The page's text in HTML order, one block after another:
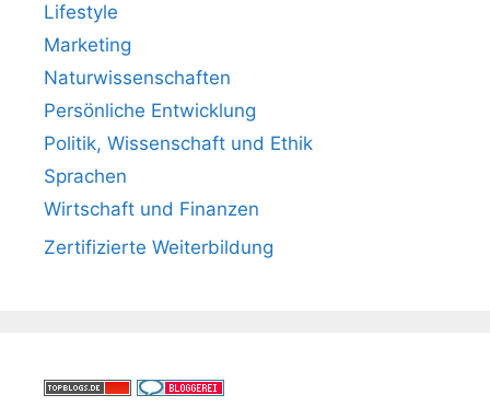
Lifestyle
Marketing
Naturwissenschaften
Persönliche Entwicklung
Politik, Wissenschaft und Ethik
Sprachen
Wirtschaft und Finanzen
Zertifizierte Weiterbildung